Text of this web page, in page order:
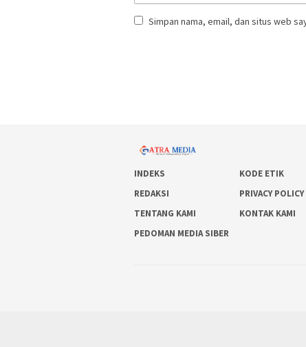
Simpan nama, email, dan situs web
INDEKS KODE ETIK
REDAKSI
PRIVACY POLICY
TENTANG KAMI
KONTAK KAMI
PEDOMAN MEDIA SIBER